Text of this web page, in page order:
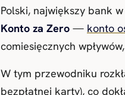
Polski, największy bank
Konto za Zero — konto
comiesięcznych
W tym przewodniku
bezpłatnej karty), co